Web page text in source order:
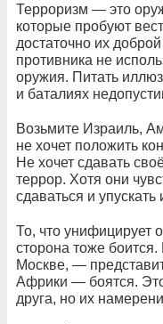
Терроризм — это
которые пробуют
достаточно их
противника не
оружия. Питать
и баталиях
Возьмите Израиль,
не хочет положить
Не хочет сдавать
террор. Хотя они
сдаваться и упускать
То, что унифицирует
сторона тоже
Москве, —
Африки — боятся.
друга, но их